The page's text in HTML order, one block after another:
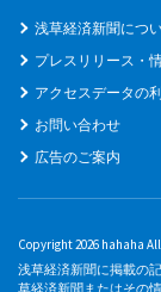
浅草経済新聞につ
プレスリリース・
アクセスデータの
お問い合わせ
広告のご案内
Copyright 2026 hahaha
浅草経済新聞に掲載の
草経済新聞またはその